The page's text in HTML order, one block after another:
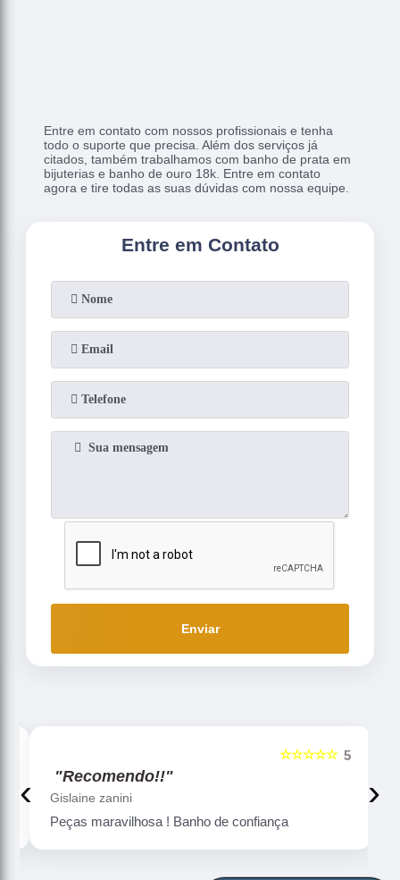
Entre em contato com nossos profissionais e tenha
todo o suporte que precisa. Além dos serviços já
citados, também trabalhamos com banho de prata em
bijuterias e banho de ouro 18k. Entre em contato
agora e tire todas as suas dúvidas com nossa equipe.
Entre em Contato
Enviar
5
☆☆☆☆☆
"Recomendo!!"
Gislaine zanini
Peças maravilhosa ! Banho de confiança
‹ ›